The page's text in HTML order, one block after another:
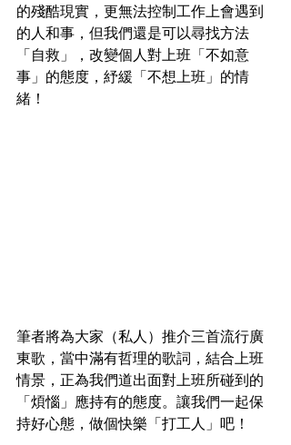
的殘酷現實，更無法控制工作上會遇到
的人和事，但我們還是可以尋找方法
「自救」，改變個人對上班「不如意
事」的態度，紓緩「不想上班」的情
緒！
筆者將為大家（私人）推介三首流行廣
東歌，當中滿有哲理的歌詞，結合上班
情景，正為我們道出面對上班所碰到的
「煩惱」應持有的態度。讓我們一起保
持好心態，做個快樂「打工人」吧！